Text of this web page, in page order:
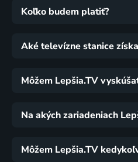
Koľko budem platiť?
Aké televízne stanice
Môžem Lepšia.TV
Na akých zariadeniach
Môžem Lepšia.TV